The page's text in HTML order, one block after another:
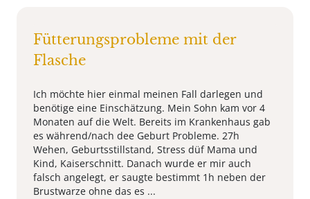
Fütterungsprobleme mit der
Flasche
Ich möchte hier einmal meinen Fall darlegen und
benötige eine Einschätzung. Mein Sohn kam vor 4
Monaten auf die Welt. Bereits im Krankenhaus gab
es während/nach dee Geburt Probleme. 27h
Wehen, Geburtsstillstand, Stress düf Mama und
Kind, Kaiserschnitt. Danach wurde er mir auch
falsch angelegt, er saugte bestimmt 1h neben der
Brustwarze ohne das es ...